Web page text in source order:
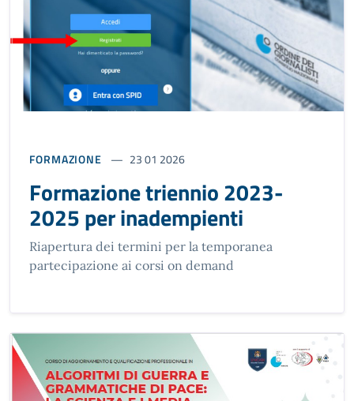
FORMAZIONE 23 01 2026
Formazione triennio 2023-
2025 per inadempienti
Riapertura dei termini per la temporanea
partecipazione ai corsi on demand